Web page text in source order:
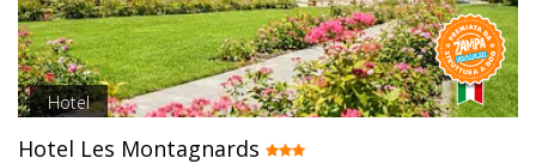
Hotel
Hotel Les Montagnards